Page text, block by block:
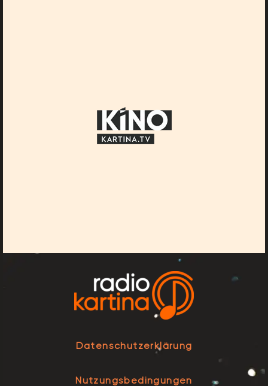
Datenschutzerklärung
Nutzungsbedingungen